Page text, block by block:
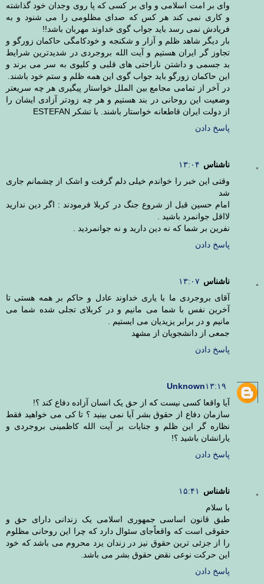
وای بر امت اسلامی و وای بر کسی که پا روی وجدان خود گذاشته
و کاری نمی کند هر کس که صدای مظلومی را می شنود و به
فریادش نمی رسد باید جواب گوی خداوند مهربان باشد!!
بار دیگر شاهد ظلم و آزار و شکنجه و خودکامگی حاکمان زورگو و
تجاوز گر ایران هستیم و آیت الله بروجردی در شدیدترین شرایط
بد جسمی و داشتن ناراحتی های قلبی و کلیوی به سر می برند و
این حاکمان زورگو باید جواب گوی این همه ظلم و ستم خود باشند.
در آخر از تمامی مجامع بین الملل خواستار پیگیری هر چه سریعتر
وضعیت این روحانی در بند هستیم و هر چه زودتر آزادی ایشان را
از دولت ایران قاطعانه خواستار باشند. با تشکر ESTEFAN
پاسخ دادن
ناشناس ۱۳:۰۴
وقتی این خبر را خواندم خیلی دلم گرفت و اشک از چشمانم جاری
شد
امام حسین قبل از شروع جنگ در کربلا فرمودند : اگر دین ندارید
لااقل جوانمرد باشید .
نفرین بر شما که نه دین دارید و نه جوانمردید .
پاسخ دادن
ناشناس ۱۳:۰۷
آقای بروجردی ما با یاری خداوند عادل و حاکم بر همه هستی تا
آخرین نفس با شما می مانیم و در کربلای تجلی شده شما می
مانیم و در برابر یزیدیان می ایستیم .
جمعی از دانشجویان از مشهد
پاسخ دادن
Unknown۱۳:۱۹
آیا واقعا کسی نیست که از حق یک انسان آزاده دفاع کند ؟!
سازمان دفاع از حقوق بشر آیا نمی بینید ؟ تا کی می خواهید فقط
نظاره گر این ظلم و جنایات بر آیت الله کاظمینی بروجردی و
یارانشان باشید ؟!
پاسخ دادن
ناشناس
۱۵:۴۱
با سلام
طبق قانون اساسی جمهوری اسلامی یک زندانی دارای حق و
حقوقی است که واقعاًجای سئوال دارد که چرا این روحانی مظلوم
را از جزئی ترین حقوق نیز در زندان یزد محروم می باشد که خود
این حرکت نوعی نقض حقوق بشر می باشد.
پاسخ دادن